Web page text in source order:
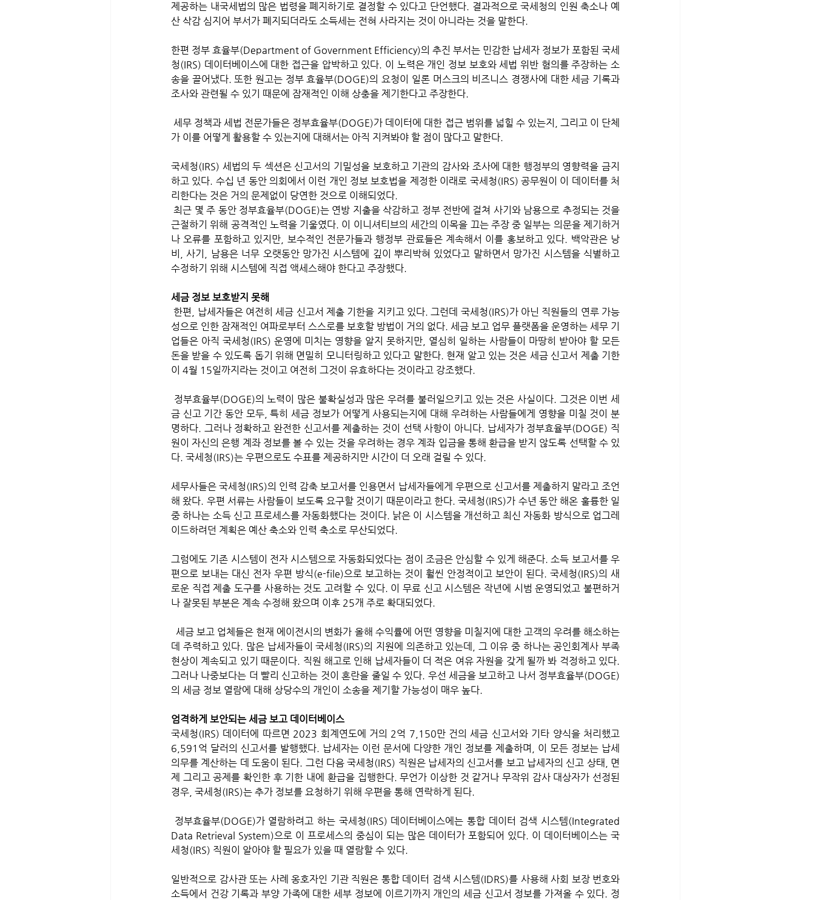
제공하는 내국세법의 많은 법령을 폐지하기로 결정할 수 있다고 단언했다. 결과적으로 국세청의 인원 축소나 예
산 삭감 심지어 부서가 폐지되더라도 소득세는 전혀 사라지는 것이 아니라는 것을 말한다.
한편 정부 효율부(Department of Government Efficiency)의 추진 부서는 민감한 납세자 정보가 포함된 국세
청(IRS) 데이터베이스에 대한 접근을 압박하고 있다. 이 노력은 개인 정보 보호와 세법 위반 혐의를 주장하는 소
송을 끌어냈다. 또한 원고는 정부 효율부(DOGE)의 요청이 일론 머스크의 비즈니스 경쟁사에 대한 세금 기록과
조사와 관련될 수 있기 때문에 잠재적인 이해 상충을 제기한다고 주장한다.
세무 정책과 세법 전문가들은 정부효율부(DOGE)가 데이터에 대한 접근 범위를 넓힐 수 있는지, 그리고 이 단체
가 이를 어떻게 활용할 수 있는지에 대해서는 아직 지켜봐야 할 점이 많다고 말한다.
국세청(IRS) 세법의 두 섹션은 신고서의 기밀성을 보호하고 기관의 감사와 조사에 대한 행정부의 영향력을 금지
하고 있다. 수십 년 동안 의회에서 이런 개인 정보 보호법을 제정한 이래로 국세청(IRS) 공무원이 이 데이터를 처
리한다는 것은 거의 문제없이 당연한 것으로 이해되었다.
최근 몇 주 동안 정부효율부(DOGE)는 연방 지출을 삭감하고 정부 전반에 걸쳐 사기와 남용으로 추정되는 것을
근절하기 위해 공격적인 노력을 기울였다. 이 이니셔티브의 세간의 이목을 끄는 주장 중 일부는 의문을 제기하거
나 오류를 포함하고 있지만, 보수적인 전문가들과 행정부 관료들은 계속해서 이를 홍보하고 있다. 백악관은 낭
비, 사기, 남용은 너무 오랫동안 망가진 시스템에 깊이 뿌리박혀 있었다고 말하면서 망가진 시스템을 식별하고
수정하기 위해 시스템에 직접 액세스해야 한다고 주장했다.
세금 정보 보호받지 못해
한편, 납세자들은 여전히 세금 신고서 제출 기한을 지키고 있다. 그런데 국세청(IRS)가 아닌 직원들의 연루 가능
성으로 인한 잠재적인 여파로부터 스스로를 보호할 방법이 거의 없다. 세금 보고 업무 플랫폼을 운영하는 세무 기
업들은 아직 국세청(IRS) 운영에 미치는 영향을 알지 못하지만, 열심히 일하는 사람들이 마땅히 받아야 할 모든
돈을 받을 수 있도록 돕기 위해 면밀히 모니터링하고 있다고 말한다. 현재 알고 있는 것은 세금 신고서 제출 기한
이 4월 15일까지라는 것이고 여전히 그것이 유효하다는 것이라고 강조했다.
금 신고 기간 동안 모두, 특히 세금 정보가 어떻게 사용되는지에 대해 우려하는 사람들에게 영향을 미칠 것이 분
명하다. 그러나 정확하고 완전한 신고서를 제출하는 것이 선택 사항이 아니다. 납세자가 정부효율부(DOGE) 직
원이 자신의 은행 계좌 정보를 볼 수 있는 것을 우려하는 경우 계좌 입금을 통해 환급을 받지 않도록 선택할 수 있
다. 국세청(IRS)는 우편으로도 수표를 제공하지만 시간이 더 오래 걸릴 수 있다.
세무사들은 국세청(IRS)의 인력 감축 보고서를 인용면서 납세자들에게 우편으로 신고서를 제출하지 말라고 조언
해 왔다. 우편 서류는 사람들이 보도록 요구할 것이기 때문이라고 한다. 국세청(IRS)가 수년 동안 해온 훌륭한 일
중 하나는 소득 신고 프로세스를 자동화했다는 것이다. 낡은 이 시스템을 개선하고 최신 자동화 방식으로 업그레
이드하려던 계획은 예산 축소와 인력 축소로 무산되었다.
그럼에도 기존 시스템이 전자 시스템으로 자동화되었다는 점이 조금은 안심할 수 있게 해준다. 소득 보고서를 우
편으로 보내는 대신 전자 우편 방식(e-file)으로 보고하는 것이 훨씬 안정적이고 보안이 된다. 국세청(IRS)의 새
로운 직접 제출 도구를 사용하는 것도 고려할 수 있다. 이 무료 신고 시스템은 작년에 시범 운영되었고 불편하거
나 잘못된 부분은 계속 수정해 왔으며 이후 25개 주로 확대되었다.
  세금 보고 업체들은 현재 에이전시의 변화가 올해 수익률에 어떤 영향을 미칠지에 대한 고객의 우려를 해소하는
데 주력하고 있다. 많은 납세자들이 국세청(IRS)의 지원에 의존하고 있는데, 그 이유 중 하나는 공인회계사 부족
현상이 계속되고 있기 때문이다. 직원 해고로 인해 납세자들이 더 적은 여유 자원을 갖게 될까 봐 걱정하고 있다.
그러나 나중보다는 더 빨리 신고하는 것이 혼란을 줄일 수 있다. 우선 세금을 보고하고 나서 정부효율부(DOGE)
의 세금 정보 열람에 대해 상당수의 개인이 소송을 제기할 가능성이 매우 높다.
엄격하게 보안되는 세금 보고 데이터베이스
국세청(IRS) 데이터에 따르면 2023 회계연도에 거의 2억 7,150만 건의 세금 신고서와 기타 양식을 처리했고
6,591억 달러의 신고서를 발행했다. 납세자는 이런 문서에 다양한 개인 정보를 제출하며, 이 모든 정보는 납세
의무를 계산하는 데 도움이 된다. 그런 다음 국세청(IRS) 직원은 납세자의 신고서를 보고 납세자의 신고 상태, 면
제 그리고 공제를 확인한 후 기한 내에 환급을 집행한다. 무언가 이상한 것 같거나 무작위 감사 대상자가 선정된
경우, 국세청(IRS)는 추가 정보를 요청하기 위해 우편을 통해 연락하게 된다.
Data Retrieval System)으로 이 프로세스의 중심이 되는 많은 데이터가 포함되어 있다. 이 데이터베이스는 국
세청(IRS) 직원이 알아야 할 필요가 있을 때 열람할 수 있다.
일반적으로 감사관 또는 사례 옹호자인 기관 직원은 통합 데이터 검색 시스템(IDRS)를 사용해 사회 보장 번호와
소득에서 건강 기록과 부양 가족에 대한 세부 정보에 이르기까지 개인의 세금 신고서 정보를 가져올 수 있다. 정